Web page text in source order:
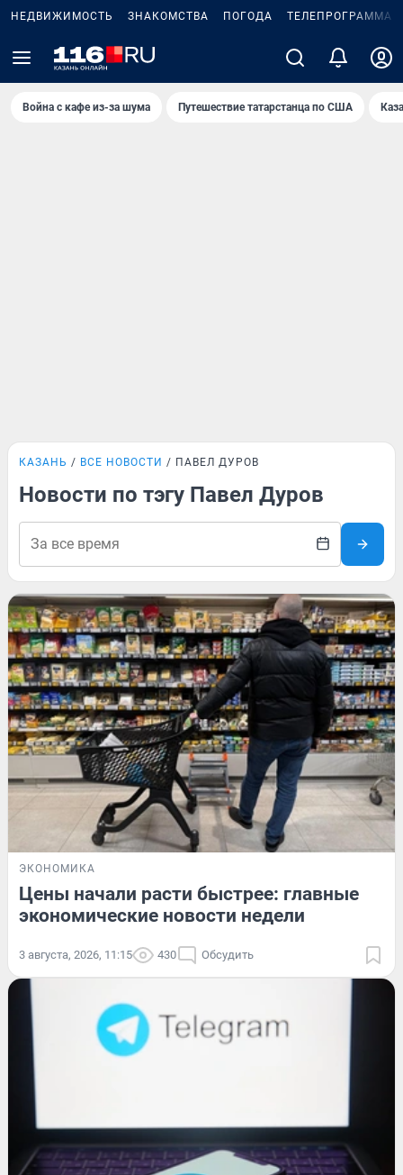
НЕДВИЖИМОСТЬ ЗНАКОМСТВА ПОГОДА ТЕЛЕПРОГРАММА
Война с кафе из-за шума Путешествие татарстанца по США
КАЗАНЬ ВСЕ НОВОСТИ ПАВЕЛ ДУРОВ
Новости по тэгу Павел Дуров
ЭКОНОМИКА
Цены начали расти быстрее: главные
экономические новости недели
3 августа, 2026, 11:15 430 Обсудить